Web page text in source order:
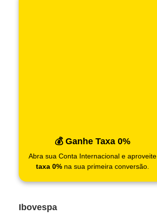
💰 Ganhe Taxa 0%
Abra sua Conta Internacional e aproveite
taxa 0% na sua primeira conversão.
Ibovespa